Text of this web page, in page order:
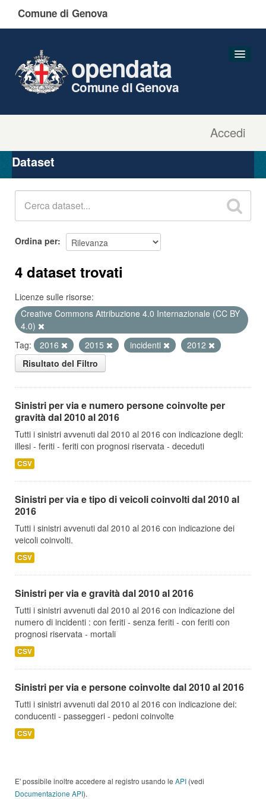
Comune di Genova
Accedi
opendata
Comune di Genova
Organizzazioni
Gruppi
Dataset
Ordina per
4 dataset trovati
Licenze sulle risorse:
Creative Commons Attribuzione 4.0 Internazionale (CC BY
4.0)
Tag:
2016 2015 incidenti
2012
Risultato del Filtro
Sinistri per via e numero persone coinvolte per
gravità dal 2010 al 2016
Tutti i sinistri avvenuti dal 2010 al 2016 con indicazione degli:
illesi - feriti - feriti con prognosi riservata - deceduti
CSV
Sinistri per via e tipo di veicoli coinvolti dal 2010 al
2016
Tutti i sinistri avvenuti dal 2010 al 2016 con indicazione dei
veicoli coinvolti.
CSV
Sinistri per via e gravità dal 2010 al 2016
Tutti i sinistri avvenuti dal 2010 al 2016 con indicazione del
numero di incidenti : con feriti - senza feriti - con feriti con
prognosi riservata - mortali
CSV
Sinistri per via e persone coinvolte dal 2010 al 2016
Tutti i sinistri avvenuti dal 2010 al 2016 con indicazione dei:
conducenti - passeggeri - pedoni coinvolte
CSV
E' possibile inoltre accedere al registro usando le API (vedi
Documentazione API).